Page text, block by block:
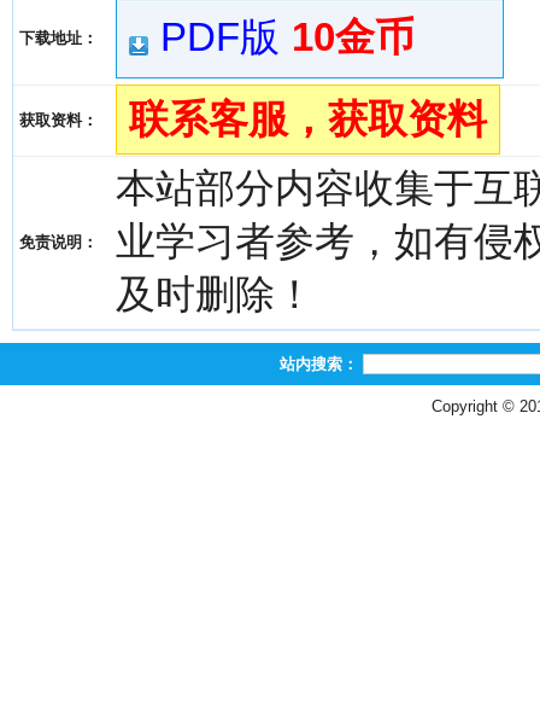
下载地址： PDF版 10金币
获取资料： 联系客服，获取资料
免责说明：
本站部分内容收集于互
业学习者参考，如有侵
及时删除！
站内搜索：
Copyright ©